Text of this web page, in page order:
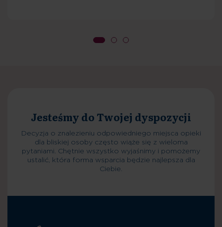
Decyzja o znalezieniu odpowiedniego miejsca opieki
dla bliskiej osoby często wiąże się z wieloma
pytaniami. Chętnie wszystko wyjaśnimy i pomożemy
ustalić, która forma wsparcia będzie najlepsza dla
Ciebie.